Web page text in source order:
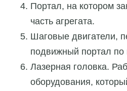
Портал, на котором
часть агрегата.
Шаговые двигатели,
подвижный портал
Лазерная головка.
оборудования,